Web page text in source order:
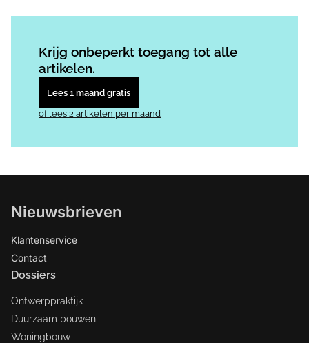
Krijg onbeperkt toegang tot alle
artikelen.
Lees 1 maand gratis
of lees 2 artikelen per maand
Nieuwsbrieven
Klantenservice
Contact
Dossiers
Ontwerppraktijk
Duurzaam bouwen
Woningbouw